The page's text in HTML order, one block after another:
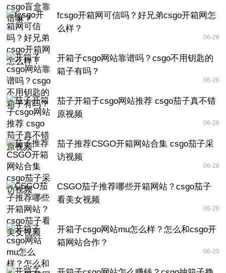
fcsgo开箱网可信吗？好兄弟csgo开箱网怎
么样？
06-26
开箱子csgo网站靠谱吗？csgo不用钥匙的
箱子有吗？
06-26
茄子开箱子csgo网站推荐 csgo茄子真不错
原视频
06-26
茄子推荐CSGO开箱网站合集 csgo茄子采
访视频
06-26
CSGO茄子推荐哪些开箱网站？csgo茄子
看美女视频
06-26
开箱子csgo网站mu怎么样？怎么和csgo开
箱网站合作？
06-25